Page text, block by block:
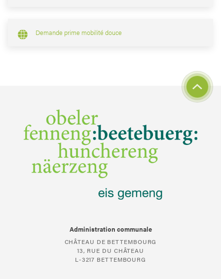
Demande prime mobilité douce
Administration communale
CHÂTEAU DE BETTEMBOURG
13, RUE DU CHÂTEAU
L-3217 BETTEMBOURG